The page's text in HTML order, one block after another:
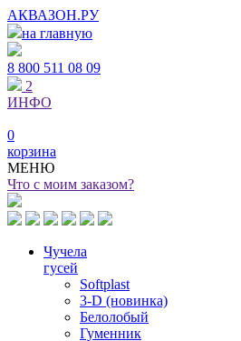
АКВАЗОН.РУ
на главную
8 800 511 08 09
2
ИНФО
0
корзина
МЕНЮ
Что с моим заказом?
Чучела
гусей
Softplast
3-D (новинка)
Белолобый
Гуменник